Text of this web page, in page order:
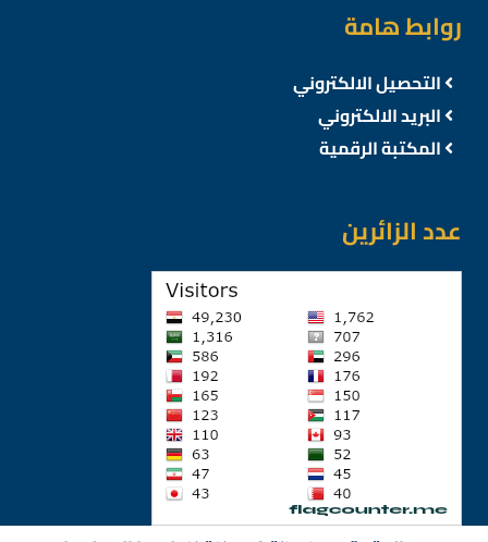
روابط هامة
التحصيل الالكتروني
البريد الالكتروني
المكتبة الرقمية
عدد الزائرين